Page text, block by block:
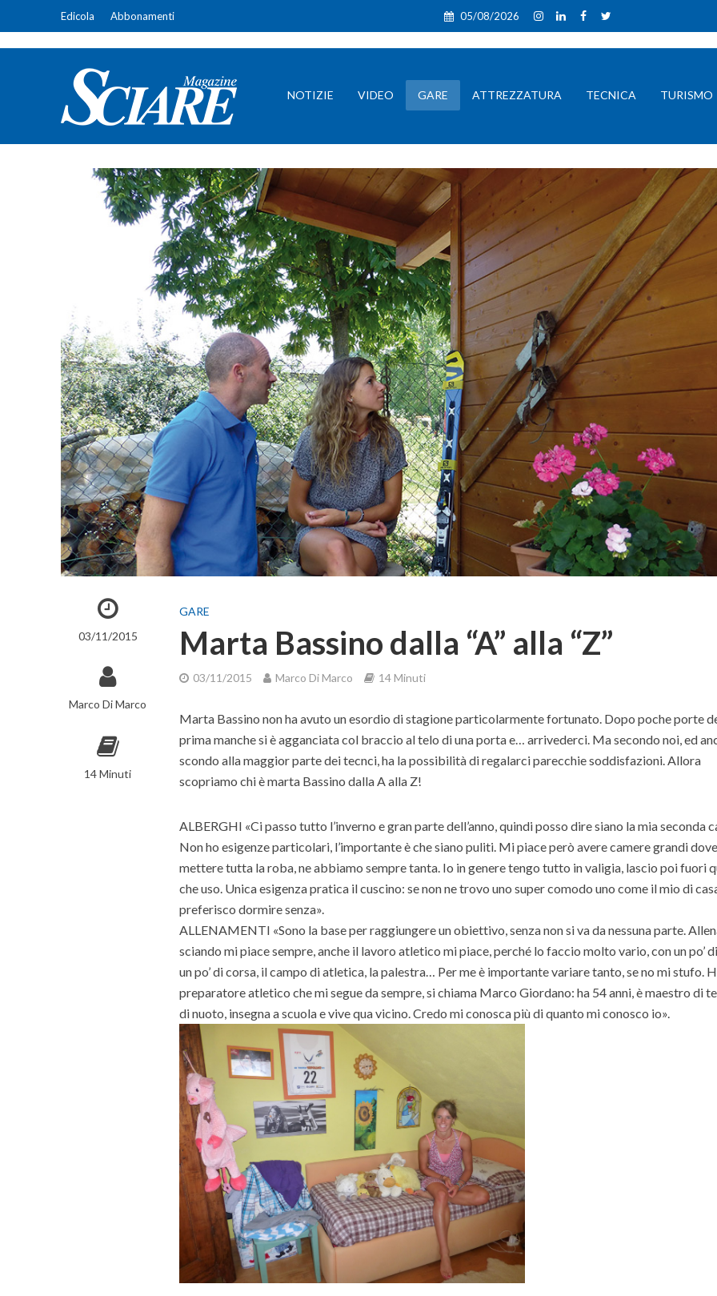
Edicola Abbonamenti 05/08/2026
NOTIZIE VIDEO GARE ATTREZZATURA TECNICA TURISMO
03/11/2015
Marco Di Marco
14 Minuti
GARE
Marta Bassino dalla “A” alla “Z”
03/11/2015 Marco Di Marco 14 Minuti
Marta Bassino non ha avuto un esordio di stagione particolarmente fortunato. Dopo poche porte
prima manche si è agganciata col braccio al telo di una porta e… arrivederci. Ma secondo noi, ed
scondo alla maggior parte dei tecnci, ha la possibilità di regalarci parecchie soddisfazioni. Allora
scopriamo chi è marta Bassino dalla A alla Z!
ALBERGHI «Ci passo tutto l’inverno e gran parte dell’anno, quindi posso dire siano la mia seconda
Non ho esigenze particolari, l’importante è che siano puliti. Mi piace però avere camere grandi
mettere tutta la roba, ne abbiamo sempre tanta. Io in genere tengo tutto in valigia, lascio poi fuori
che uso. Unica esigenza pratica il cuscino: se non ne trovo uno super comodo uno come il mio di
preferisco dormire senza».
ALLENAMENTI «Sono la base per raggiungere un obiettivo, senza non si va da nessuna parte.
sciando mi piace sempre, anche il lavoro atletico mi piace, perché lo faccio molto vario, con un po’
un po’ di corsa, il campo di atletica, la palestra… Per me è importante variare tanto, se no mi stufo.
preparatore atletico che mi segue da sempre, si chiama Marco Giordano: ha 54 anni, è maestro di
di nuoto, insegna a scuola e vive qua vicino. Credo mi conosca più di quanto mi conosco io».